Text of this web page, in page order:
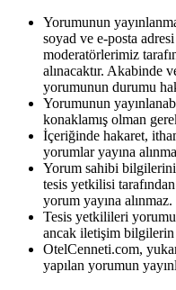
Yorumunun
soyad ve e-posta
moderatörlerimiz
alınacaktır. Akabinde
yorumunun durumu
Yorumunun
konaklamış olman
İçeriğinde hakaret,
yorumlar yayına
Yorum sahibi
tesis yetkilisi
yorum yayına alınmaz.
Tesis yetkilileri
ancak iletişim bilgilerin
OtelCenneti.com,
yapılan yorumun